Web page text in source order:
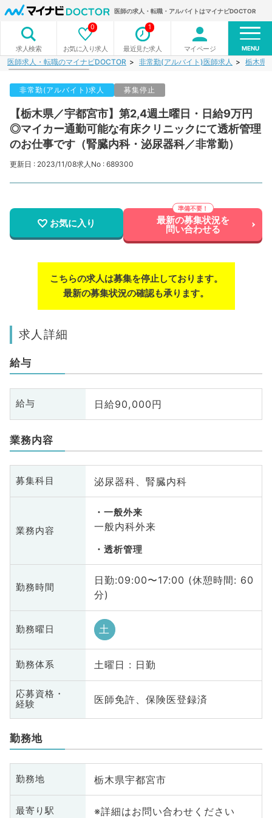
医師の求人・転職・アルバイトはマイナビDOCTOR
求人検索 お気に入り求人
0
最近見た求人
1
マイページ MENU
医師求人・転職のマイナビDOCTOR 非常勤(アルバイト)医師求人 栃木県
非常勤(アルバイト)求人 募集停止
【栃木県／宇都宮市】第2,4週土曜日・日給9万円
◎マイカー通勤可能な有床クリニックにて透析管理
のお仕事です（腎臓内科・泌尿器科／非常勤）
更新日 : 2023/11/08求人No : 689300
お気に入り 最新の募集状況を
問い合わせる
こちらの求人は募集を停止しております。
最新の募集状況の確認も承ります。
求人詳細
給与
給与 日給90,000円
業務内容
募集科目 泌尿器科、腎臓内科
業務内容
一般外来
一般内科外来
透析管理
勤務時間
日勤:09:00〜17:00 (休憩時間: 60
分)
勤務曜日 土
勤務体系 土曜日 : 日勤
応募資格・
経験
医師免許、保険医登録済
勤務地
勤務地 栃木県宇都宮市
最寄り駅 ※詳細はお問い合わせください